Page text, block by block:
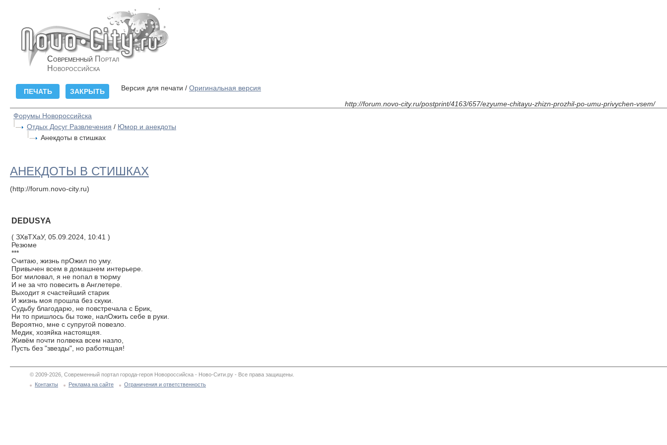
Современный Портал
Новороссийска
Версия для печати / Оригинальная версия
http://forum.novo-city.ru/postprint/4163/657/ezyume-chitayu-zhizn-prozhil-po-umu-privychen-vsem/
Форумы Новороссийска
Отдых Досуг Развлечения / Юмор и анекдоты
Анекдоты в стишках
АНЕКДОТЫ В СТИШКАХ
(http://forum.novo-city.ru)
DEDUSYA
( ЗХвТХаУ, 05.09.2024, 10:41 )
Резюме
***
Считаю, жизнь прОжил по уму.
Привычен всем в домашнем интерьере.
Бог миловал, я не попал в тюрму
И не за что повесить в Англетере.
Выходит я счастейший старик
И жизнь моя прошла без скуки.
Судьбу благодарю, не повстречала с Брик,
Ни то пришлось бы тоже, налОжить себе в руки.
Вероятно, мне с супругой повезло.
Медик, хозяйка настоящяя.
Живём почти полвека всем назло,
Пусть без "звезды", но работящая!
© 2009-2026, Современный портал города-героя Новороссийска - Ново-Сити.ру - Все права защищены.
Контакты
Реклама на сайте Ограничения и ответственность